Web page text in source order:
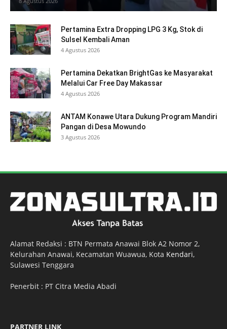
Pertamina Extra Dropping LPG 3 Kg, Stok di
Sulsel Kembali Aman
4 Agustus 2026
Pertamina Dekatkan BrightGas ke Masyarakat
Melalui Car Free Day Makassar
4 Agustus 2026
ANTAM Konawe Utara Dukung Program Mandiri
Pangan di Desa Mowundo
3 Agustus 2026
Alamat Redaksi : BTN Permata Anawai Blok A2 Nomor 2,
Kelurahan Anawai, Kecamatan Wuawua, Kota Kendari,
Sulawesi Tenggara
Penerbit : PT Citra Media Abadi
PARTNER LINK